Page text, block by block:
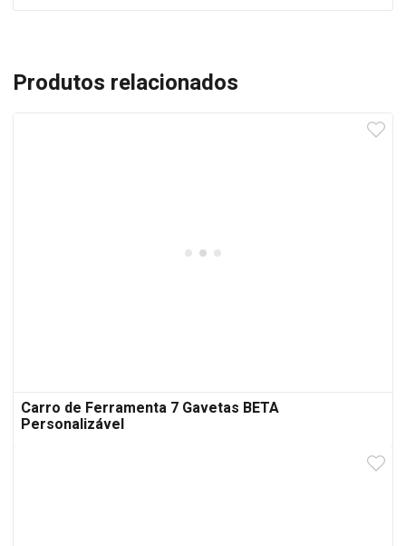
Produtos relacionados
Carro de Ferramenta 7 Gavetas BETA
Personalizável